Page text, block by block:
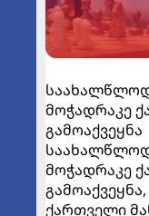
მოჭადრაკე
გამოაქვეყნა
მოჭადრაკე
ქართველი